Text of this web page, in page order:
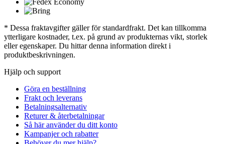
* Dessa fraktavgifter gäller för standardfrakt. Det kan tillkomma
ytterligare kostnader, t.ex. på grund av produkternas vikt, storlek
eller egenskaper. Du hittar denna information direkt i
produktbeskrivningen.
Hjälp och support
Göra en beställning
Frakt och leverans
Betalningsalternativ
Returer & återbetalningar
Så här använder du ditt konto
Kampanjer och rabatter